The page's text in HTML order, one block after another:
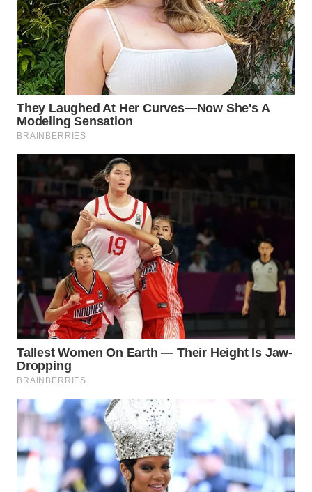
WN DELI
SERDANG
WN
TEBING
TINGGI
PAKPAK
WN
KARAWANG
BEKASI
WN
BOGOR
WN
DEPOK
TAPANULI
UTARA
SAMOSIR